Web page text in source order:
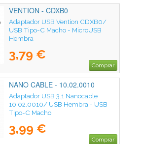
VENTION - CDXB0
Adaptador USB Vention CDXB0/
USB Tipo-C Macho - MicroUSB
Hembra
3,79 €
Comprar
NANO CABLE - 10.02.0010
Adaptador USB 3.1 Nanocable
10.02.0010/ USB Hembra - USB
Tipo-C Macho
3,99 €
Comprar